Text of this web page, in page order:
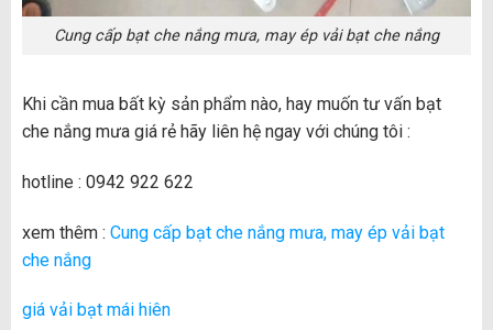
Cung cấp bạt che nắng mưa, may ép vải bạt che nắng
Khi cần mua bất kỳ sản phẩm nào, hay muốn tư vấn bạt
che nắng mưa giá rẻ hãy liên hệ ngay với chúng tôi :
hotline : 0942 922 622
xem thêm : Cung cấp bạt che nắng mưa, may ép vải bạt
che nắng
giá vải bạt mái hiên